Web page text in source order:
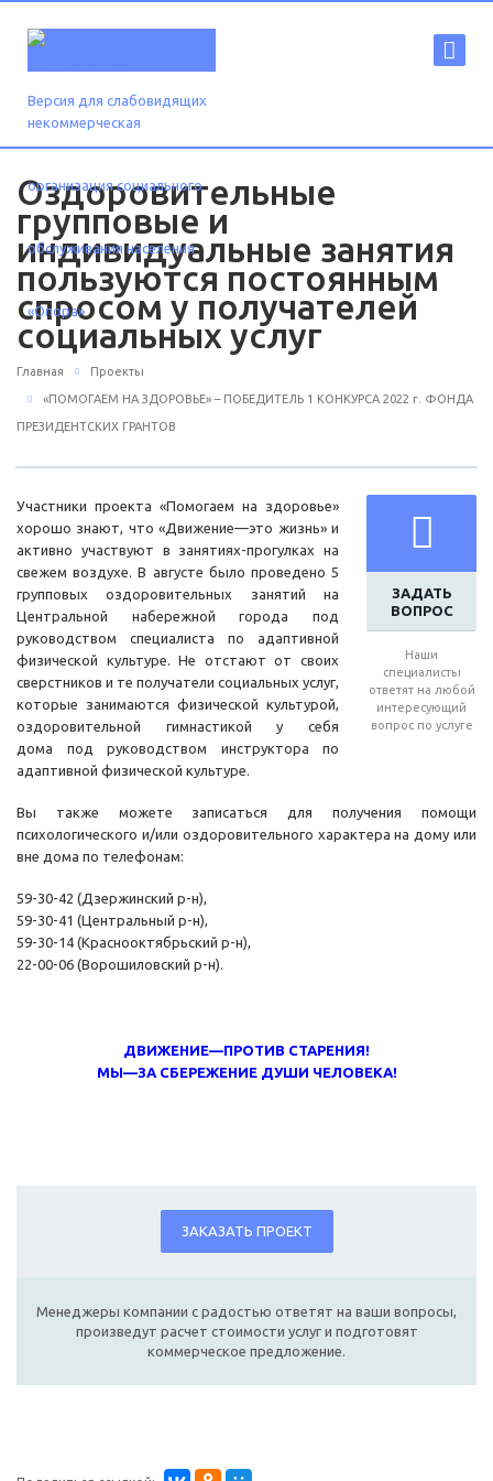
Версия для слабовидящих
Оздоровительные
групповые и
индивидуальные занятия
пользуются постоянным
спросом у получателей
социальных услуг
Главная Проекты
«ПОМОГАЕМ НА ЗДОРОВЬЕ» – ПОБЕДИТЕЛЬ 1 КОНКУРСА 2022 г. ФОНДА
ПРЕЗИДЕНТСКИХ ГРАНТОВ
ЗАДАТЬ
ВОПРОС
Наши
специалисты
ответят на любой
интересующий
вопрос по услуге
Участники проекта «Помогаем на здоровье»
хорошо знают, что «Движение—это жизнь» и
активно участвуют в занятиях-прогулках на
свежем воздухе. В августе было проведено 5
групповых оздоровительных занятий на
Центральной набережной города под
руководством специалиста по адаптивной
физической культуре. Не отстают от своих
сверстников и те получатели социальных услуг,
которые занимаются физической культурой,
оздоровительной гимнастикой у себя
дома под руководством инструктора по
адаптивной физической культуре.
Вы также можете записаться для получения помощи
психологического и/или оздоровительного характера на дому или
вне дома по телефонам:
59-30-42 (Дзержинский р-н),
59-30-41 (Центральный р-н),
59-30-14 (Краснооктябрьский р-н),
22-00-06 (Ворошиловский р-н).
ДВИЖЕНИЕ—ПРОТИВ СТАРЕНИЯ!
МЫ—ЗА СБЕРЕЖЕНИЕ ДУШИ ЧЕЛОВЕКА!
ЗАКАЗАТЬ ПРОЕКТ
Менеджеры компании с радостью ответят на ваши вопросы,
произведут расчет стоимости услуг и подготовят
коммерческое предложение.